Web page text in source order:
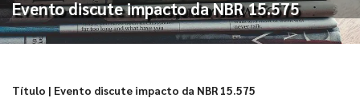
Evento discute impacto da NBR 15.575
Título | Evento discute impacto da NBR 15.575